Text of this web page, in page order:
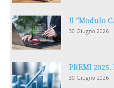
Il “Modulo
30 Giugno 2026
PREMI 2025.
30 Giugno 2026